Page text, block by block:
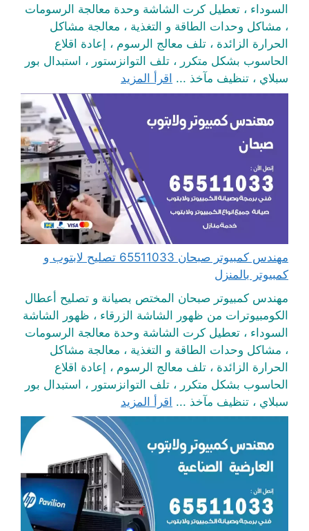
السوداء ، تعطيل كرت الشاشة وحدة معالجة الرسومات
، مشاكل وحدات الطاقة و التغذية ، معالجة مشاكل
الحرارة الزائدة ، تلف معالج الرسوم ، إعادة اقلاع
الحاسوب بشكل متكرر ، تلف التوانزستور ، استبدال بور
سبلاي ، تنظيف مآخذ ... اقرأ المزيد
مهندس كمبيوتر صبحان 65511033 تصليح لابتوب و
كمبيوتر بالمنزل
مهندس كمبيوتر صبحان المختص بصيانة و تصليح أعطال
الكومبيوترات من ظهور الشاشة الزرقاء ، ظهور الشاشة
السوداء ، تعطيل كرت الشاشة وحدة معالجة الرسومات
، مشاكل وحدات الطاقة و التغذية ، معالجة مشاكل
الحرارة الزائدة ، تلف معالج الرسوم ، إعادة اقلاع
الحاسوب بشكل متكرر ، تلف التوانزستور ، استبدال بور
سبلاي ، تنظيف مآخذ ... اقرأ المزيد